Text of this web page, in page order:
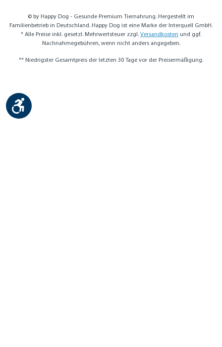
© by Happy Dog - Gesunde Premium Tiernahrung. Hergestellt im
Familienbetrieb in Deutschland. Happy Dog ist eine Marke der Interquell GmbH.
* Alle Preise inkl. gesetzl. Mehrwertsteuer zzgl. Versandkosten und ggf.
Nachnahmegebühren, wenn nicht anders angegeben.
** Niedrigster Gesamtpreis der letzten 30 Tage vor der Preisermäßigung.
Werkzeugleiste anzeigen